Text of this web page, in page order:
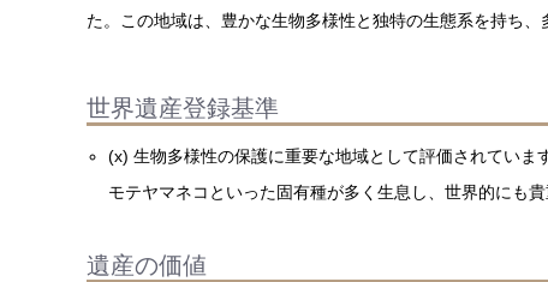
た。この地域は、豊かな生物多様性と独特の生態系を持ち、
世界遺産登録基準
(x) 生物多様性の保護に重要な地域として評価されてい
モテヤマネコといった固有種が多く生息し、世界的にも
遺産の価値